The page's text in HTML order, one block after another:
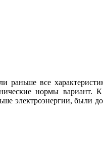
раньше все
нормы вариант.
электроэнергии, были